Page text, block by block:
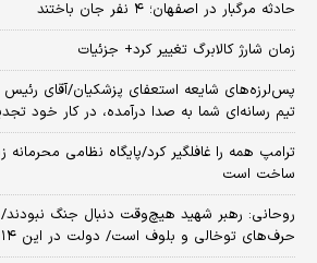
حادثه مرگبار در اصفهان؛ ۴ نفر جان باختند
زمان شارژ کالابرگ تغییر کرد+ جزئیات
پس‌لرزه‌های شایعه استعفای پزشکیان/آقای
تیم رسانه‌ای شما به صدا درآمده، در کار خود
ترامپ همه را غافلگیر کرد/پایگاه نظامی
ساخت است
روحانی: رهبر شهید هیچ‌وقت دنبال جنگ نبودند/
حرف‌های توخالی و بلوف است/ دولت در این ۱۴ ماه کار بزرگی کرده است